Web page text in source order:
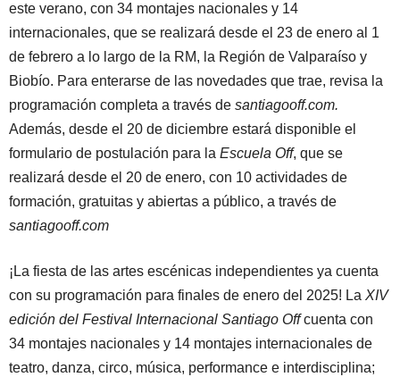
este verano, con 34 montajes nacionales y 14
internacionales, que se realizará desde el 23 de enero al 1
de febrero a lo largo de la RM, la Región de Valparaíso y
Biobío. Para enterarse de las novedades que trae, revisa la
programación completa a través de santiagooff.com.
Además, desde el 20 de diciembre estará disponible el
formulario de postulación para la Escuela Off, que se
realizará desde el 20 de enero, con 10 actividades de
formación, gratuitas y abiertas a público, a través de
santiagooff.com
¡La fiesta de las artes escénicas independientes ya cuenta
con su programación para finales de enero del 2025! La XIV
edición del Festival Internacional Santiago Offcuenta con
34 montajes nacionales y 14 montajes internacionales de
teatro, danza, circo, música, performance e interdisciplina;